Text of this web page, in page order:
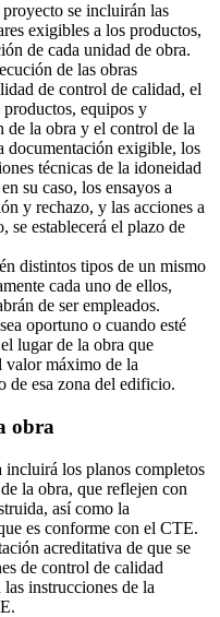
se incluirán las
exigibles a los productos,
de cada unidad de obra.
de las obras
de control de calidad, el
equipos y
de la obra y el control de la
documentación exigible, los
técnicas de la idoneidad
su caso, los ensayos a
y rechazo, y las acciones a
se establecerá el plazo de
distintos tipos de un mismo
cada uno de ellos,
de ser empleados.
oportuno o cuando esté
lugar de la obra que
valor máximo de la
de esa zona del edificio.
obra
los planos completos
la obra, que reflejen con
así como la
es conforme con el CTE.
acreditativa de que se
de control de calidad
instrucciones de la